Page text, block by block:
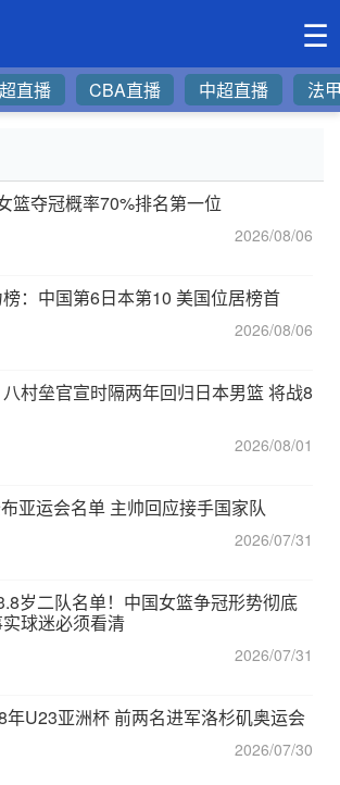
☰
直播 CBA直播 中超直播 法
篮夺冠概率70%排名第一位
2026/08/06
：中国第6日本第10 美国位居榜首
2026/08/06
村垒官宣时隔两年回归日本男篮 将战8
2026/08/01
亚运会名单 主帅回应接手国家队
2026/07/31
岁二队名单！中国女篮争冠形势彻底
球迷必须看清
2026/07/31
年U23亚洲杯 前两名进军洛杉矶奥运会
2026/07/30